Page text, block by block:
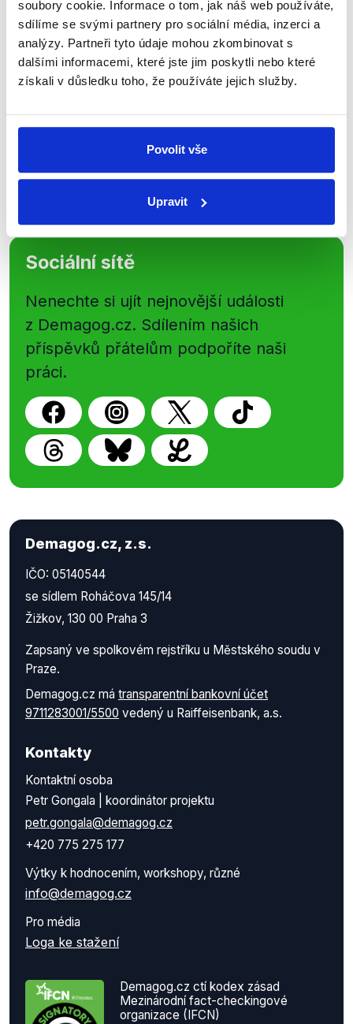
soubory cookie. Informace o tom, jak náš web používáte,
sdílíme se svými partnery pro sociální média, inzerci a
analýzy. Partneři tyto údaje mohou zkombinovat s
dalšími informacemi, které jste jim poskytli nebo které
získali v důsledku toho, že používáte jejich služby.
Povolit vše
Upravit
newsletteru nebowhatsappového
kanálu, kde pravidelně přinášíme
shrnutí nejzajímavějších článků a analýz.
Začněte nás odebírat, a mějte tak
přehled o tom, jaké dezinformace a
Newsletter WhatsApp
Sociální sítě
Nenechte si ujít nejnovější události
z Demagog.cz. Sdílením našich
příspěvků přátelům podpoříte naši
práci.
Demagog.cz, z.s.
IČO: 05140544
se sídlem Roháčova 145/14
Žižkov, 130 00 Praha 3
Zapsaný ve spolkovém rejstříku u Městského soudu v
Praze.
Demagog.cz má transparentní bankovní účet
9711283001/5500 vedený u Raiffeisenbank, a.s.
Kontakty
Kontaktní osoba
Petr Gongala | koordinátor projektu
petr.gongala@demagog.cz
+420 775 275 177
Výtky k hodnocením, workshopy, různé
info@demagog.cz
Pro média
Loga ke stažení
Demagog.cz ctí kodex zásad
Mezinárodní fact-checkingové
organizace (IFCN)